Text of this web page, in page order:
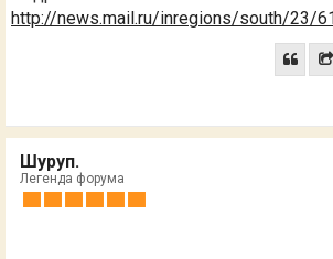
http://news.mail.ru/inregions/south/23/
Шуруп.
Легенда форума